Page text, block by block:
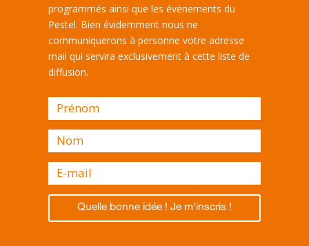
programmés ainsi que les évènements du
Pestel. Bien évidemment nous ne
communiquerons à personne votre adresse
mail qui servira exclusivement à cette liste de
diffusion.
Quelle bonne idée ! Je m'inscris !